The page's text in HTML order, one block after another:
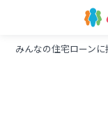
みんなの住宅ローン